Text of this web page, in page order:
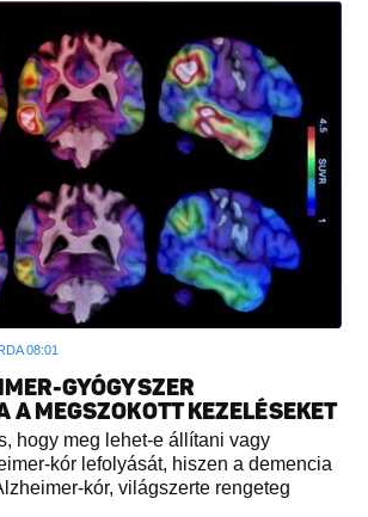
08:01
GYÓGYSZER
A MEGSZOKOTT KEZELÉSEKET
hogy meg lehet-e állítani vagy
kór lefolyását, hiszen a demencia
kór, világszerte rengeteg